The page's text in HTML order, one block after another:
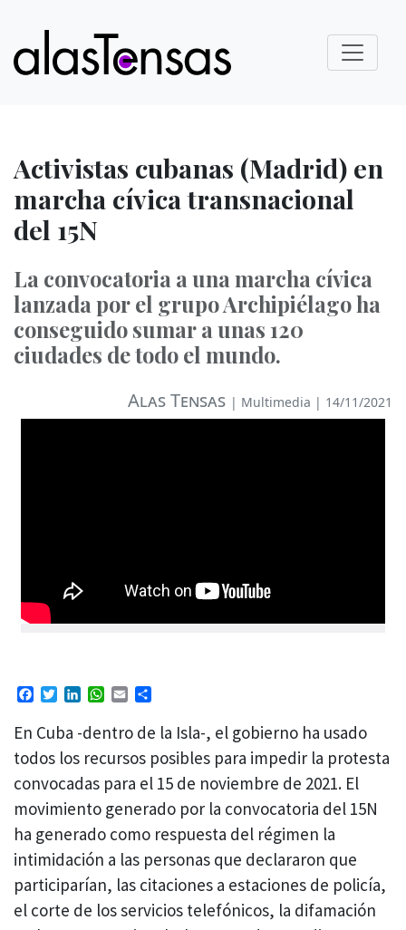
Activistas cubanas (Madrid) en
marcha cívica transnacional
del 15N
La convocatoria a una marcha cívica
lanzada por el grupo Archipiélago ha
conseguido sumar a unas 120
ciudades de todo el mundo.
Alas Tensas | Multimedia | 14/11/2021
Facebook
TwitterLinkedIn
WhatsApp
Email
En Cuba -dentro de la Isla-, el gobierno ha usado
todos los recursos posibles para impedir la protesta
convocadas para el 15 de noviembre de 2021. El
movimiento generado por la convocatoria del 15N
ha generado como respuesta del régimen la
intimidación a las personas que declararon que
participarían, las citaciones a estaciones de policía,
el corte de los servicios telefónicos, la difamación